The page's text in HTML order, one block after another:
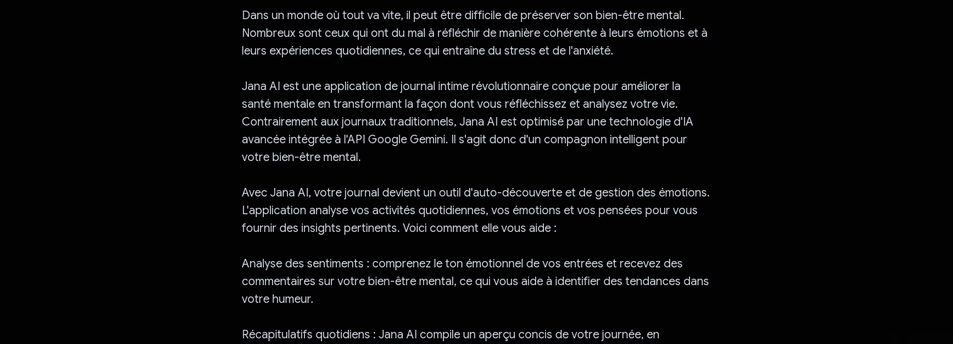
Dans un monde où tout va vite, il peut être difficile de préserver son bien-être mental.
Nombreux sont ceux qui ont du mal à réfléchir de manière cohérente à leurs émotions et à
leurs expériences quotidiennes, ce qui entraîne du stress et de l'anxiété.
Jana AI est une application de journal intime révolutionnaire conçue pour améliorer la
santé mentale en transformant la façon dont vous réfléchissez et analysez votre vie.
Contrairement aux journaux traditionnels, Jana AI est optimisé par une technologie d'IA
avancée intégrée à l'API Google Gemini. Il s'agit donc d'un compagnon intelligent pour
votre bien-être mental.
Avec Jana AI, votre journal devient un outil d'auto-découverte et de gestion des émotions.
L'application analyse vos activités quotidiennes, vos émotions et vos pensées pour vous
fournir des insights pertinents. Voici comment elle vous aide :
Analyse des sentiments : comprenez le ton émotionnel de vos entrées et recevez des
commentaires sur votre bien-être mental, ce qui vous aide à identifier des tendances dans
votre humeur.
Récapitulatifs quotidiens : Jana AI compile un aperçu concis de votre journée, en